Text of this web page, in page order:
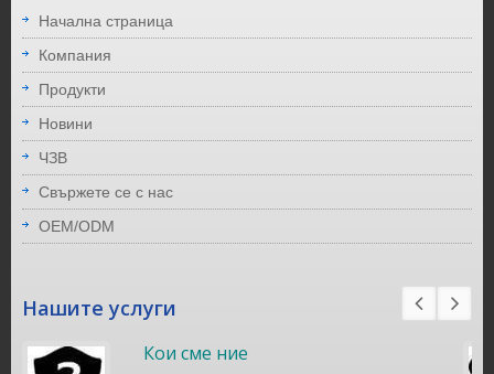
Начална страница
Компания
Продукти
Новини
ЧЗВ
Свържете се с нас
OEM/ODM
Нашите услуги
Кои сме ние